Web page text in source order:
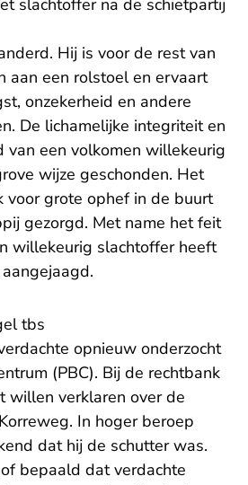
slachtoffer na de schietpartij
Hij is voor de rest van
aan een rolstoel en ervaart
onzekerheid en andere
De lichamelijke integriteit en
van een volkomen willekeurig
wijze geschonden. Het
voor grote ophef in de buurt
gezorgd. Met name het feit
willekeurig slachtoffer heeft
tbs
opnieuw onderzocht
(PBC). Bij de rechtbank
willen verklaren over de
In hoger beroep
dat hij de schutter was.
bepaald dat verdachte